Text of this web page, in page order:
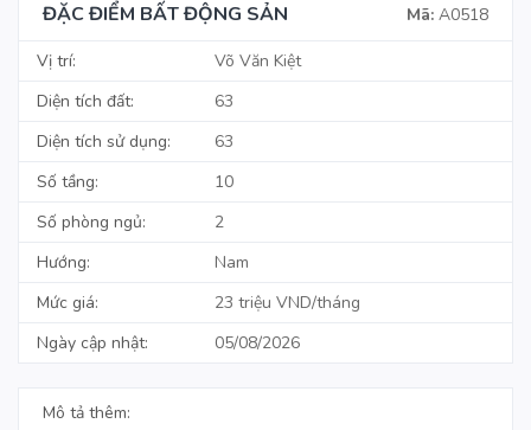
ĐẶC ĐIỂM BẤT ĐỘNG SẢN Mã: A0518
Vị trí:
Võ Văn Kiệt
Diện tích đất:
63
Diện tích sử dụng:
63
Số tầng:
10
Số phòng ngủ:
2
Hướng:
Nam
Mức giá:
23 triệu VND/tháng
Ngày cập nhật:
05/08/2026
Mô tả thêm: